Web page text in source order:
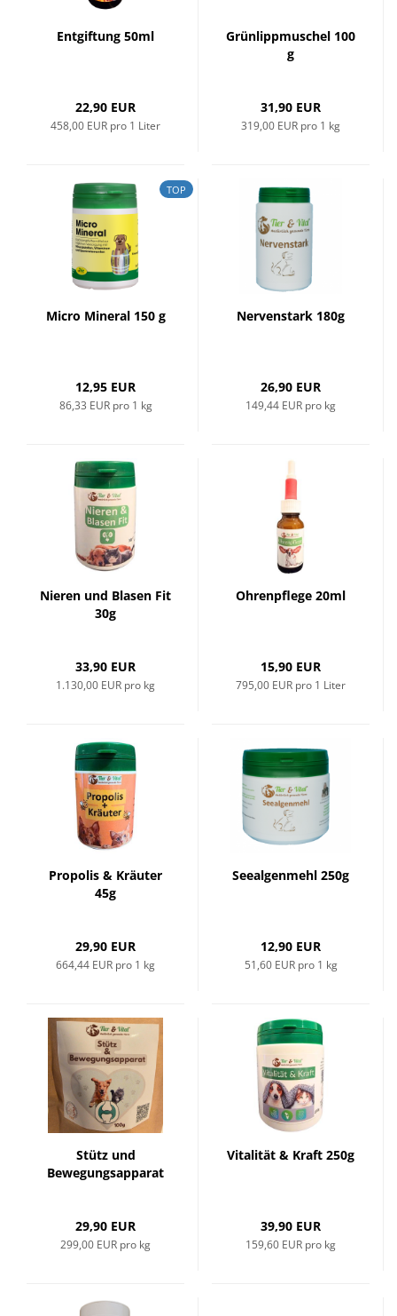
Entgiftung 50ml
22,90 EUR
458,00 EUR pro 1 Liter
Grünlippmuschel 100
g
31,90 EUR
319,00 EUR pro 1 kg
TOP
Micro Mineral 150 g
12,95 EUR
86,33 EUR pro 1 kg
Nervenstark 180g
26,90 EUR
149,44 EUR pro kg
Nieren und Blasen Fit
30g
33,90 EUR
1.130,00 EUR pro kg
Ohrenpflege 20ml
15,90 EUR
795,00 EUR pro 1 Liter
Propolis & Kräuter
45g
29,90 EUR
664,44 EUR pro 1 kg
Seealgenmehl 250g
12,90 EUR
51,60 EUR pro 1 kg
Stütz und
Bewegungsapparat
29,90 EUR
299,00 EUR pro kg
Vitalität & Kraft 250g
39,90 EUR
159,60 EUR pro kg